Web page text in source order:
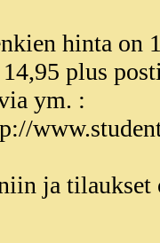
hinta on
plus
ym. :
ja tilaukset